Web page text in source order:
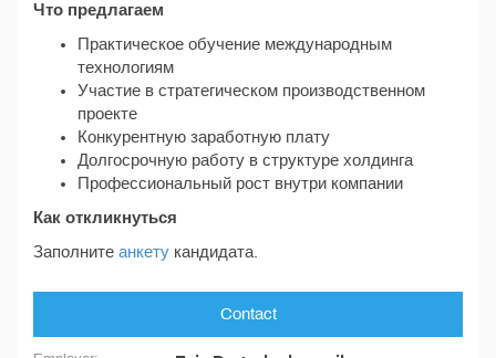
Что предлагаем
Практическое обучение международным
технологиям
Участие в стратегическом производственном
проекте
Конкурентную заработную плату
Долгосрочную работу в структуре холдинга
Профессиональный рост внутри компании
Как откликнуться
Заполните анкету кандидата.
Contact